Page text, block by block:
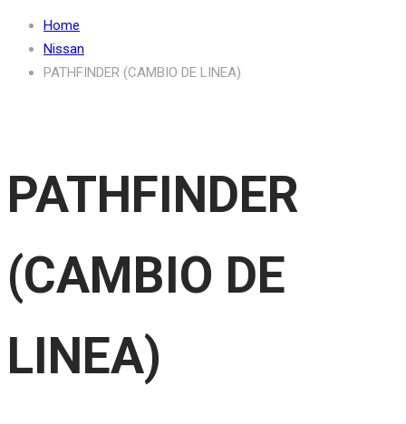
Home
Nissan
PATHFINDER (CAMBIO DE LINEA)
PATHFINDER
(CAMBIO DE
LINEA)